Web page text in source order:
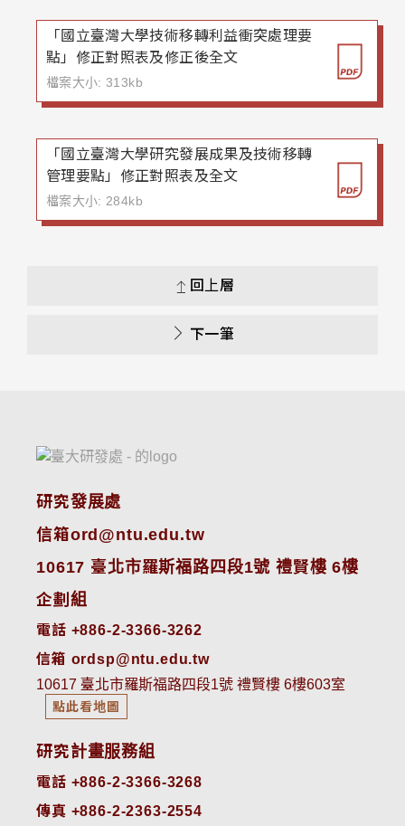
「國立臺灣大學技術移轉利益衝突處理要
點」修正對照表及修正後全文
檔案大小: 313kb
「國立臺灣大學研究發展成果及技術移轉
管理要點」修正對照表及全文
檔案大小: 284kb
回上層
下一筆
研究發展處
信箱ord@ntu.edu.tw
10617 臺北市羅斯福路四段1號 禮賢樓 6樓
企劃組
電話 +886-2-3366-3262
信箱 ordsp@ntu.edu.tw
10617 臺北市羅斯福路四段1號 禮賢樓 6樓603室
點此看地圖
研究計畫服務組
電話 +886-2-3366-3268
傳真 +886-2-2363-2554